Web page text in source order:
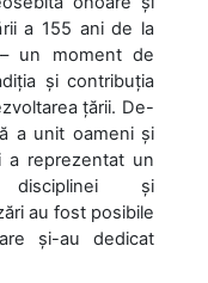
a 155 ani de la
un moment de
și contribuția
țării. De-
a unit oameni și
a reprezentat un
disciplinei și
au fost posibile
și-au dedicat